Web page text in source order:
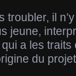
il n’y
jeune,
a les traits
du